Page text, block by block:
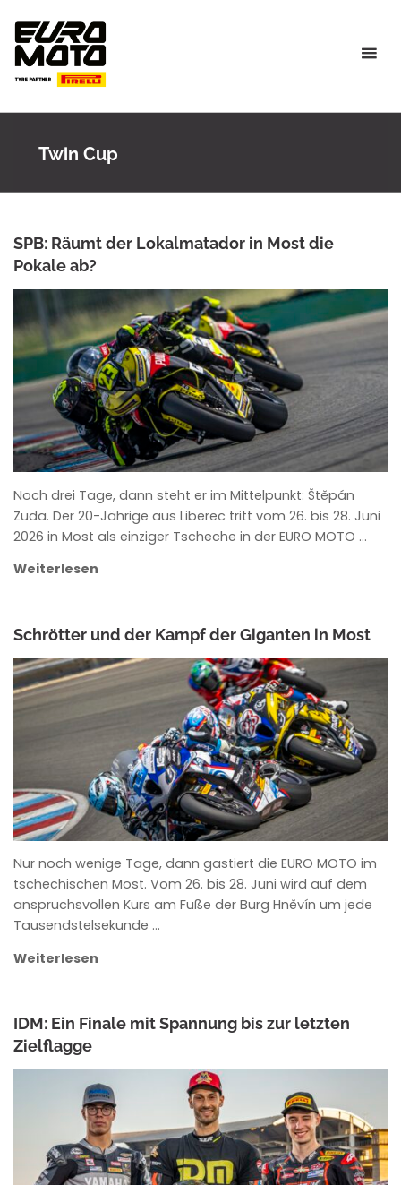
content
Twin Cup
SPB: Räumt der Lokalmatador in Most die
Pokale ab?
ANKE WIECZOREK
Noch drei Tage, dann steht er im Mittelpunkt: Štěpán
Zuda. Der 20-Jährige aus Liberec tritt vom 26. bis 28. Juni
2026 in Most als einziger Tscheche in der EURO MOTO …
Weiterlesen
Schrötter und der Kampf der Giganten in Most
ANKE WIECZOREK
Nur noch wenige Tage, dann gastiert die EURO MOTO im
tschechischen Most. Vom 26. bis 28. Juni wird auf dem
anspruchsvollen Kurs am Fuße der Burg Hněvín um jede
Tausendstelsekunde …
Weiterlesen
IDM: Ein Finale mit Spannung bis zur letzten
Zielflagge
ANKE WIECZOREK